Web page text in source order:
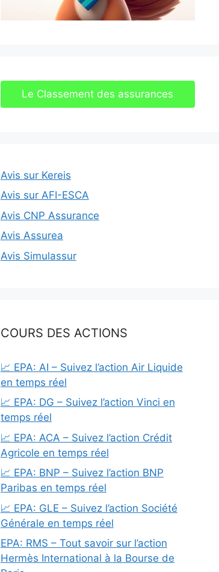
Le Classement des assurances
Avis sur Kereis
Avis sur AFI-ESCA
Avis CNP Assurance
Avis Assurea
Avis Simulassur
COURS DES ACTIONS
📈 EPA: AI – Suivez l’action Air Liquide
en temps réel
📈 EPA: DG – Suivez l’action Vinci en
temps réel
📈 EPA: ACA – Suivez l’action Crédit
Agricole en temps réel
📈 EPA: BNP – Suivez l’action BNP
Paribas en temps réel
📈 EPA: GLE – Suivez l’action Société
Générale en temps réel
EPA: RMS – Tout savoir sur l’action
Hermès International à la Bourse de